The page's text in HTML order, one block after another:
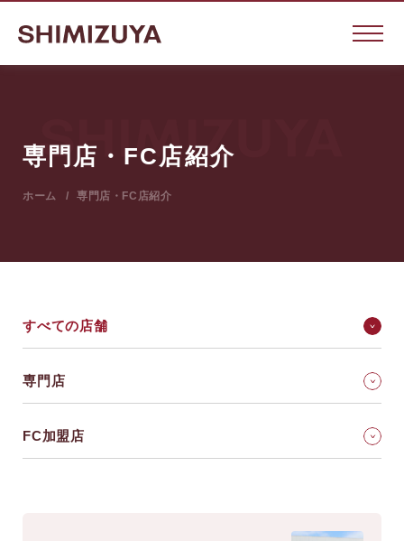
専門店・FC店紹介
ホーム 専門店・FC店紹介
すべての店舗
専門店
FC加盟店